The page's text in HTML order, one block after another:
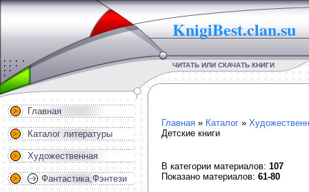
KnigiBest.clan.su
ЧИТАТЬ ИЛИ СКАЧАТЬ КНИГИ
Главная
Каталог литературы
Художественная
Фантастика,Фэнтези
Главная » Каталог »
Детские книги
В категории материалов: 107
Показано материалов: 61-80